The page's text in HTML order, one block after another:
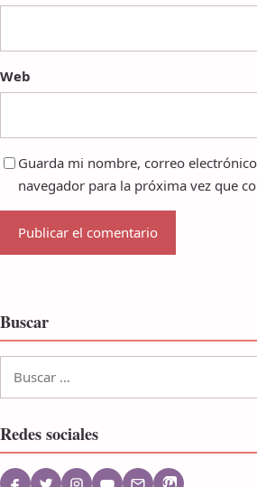
Web
Guarda mi nombre, correo
navegador para la próxima vez que
Buscar
Redes sociales